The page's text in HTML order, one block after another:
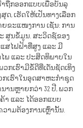
າຖືກອອກແບບເພື່ອບັນລຸ
, ເຮັດໃຫ້ເປັນທາງເລືອກ
ຂະແໜງການ ເຊັ່ນ: ການ
ສູນຂໍ້ມູນ. ສະວິດຊ໌ຂອງ
ສໄຟຟ້າທີ່ສູງ ແລະ ມີ
ພ ແລະ ປະສິດທິພາບໃນ
ກເຮົາມີຂໍ້ດີທີ່ເດັ່ນຊັດເທິງ
ກເຮົາໃນອຸດສາຫະກຳຊຸດ
ານຫຼາຍກວ່າ 32 ປີ, ພວກ
າ ແລະ ໄດ້ອອກແບບ
າມຕ້ອງການເຫຼົ່ານັ້ນ.